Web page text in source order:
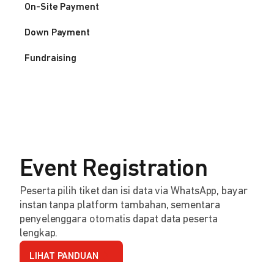
On-Site Payment
Down Payment
Fundraising
Event Registration
Peserta pilih tiket dan isi data via WhatsApp, bayar
instan tanpa platform tambahan, sementara
penyelenggara otomatis dapat data peserta
lengkap.
LIHAT PANDUAN